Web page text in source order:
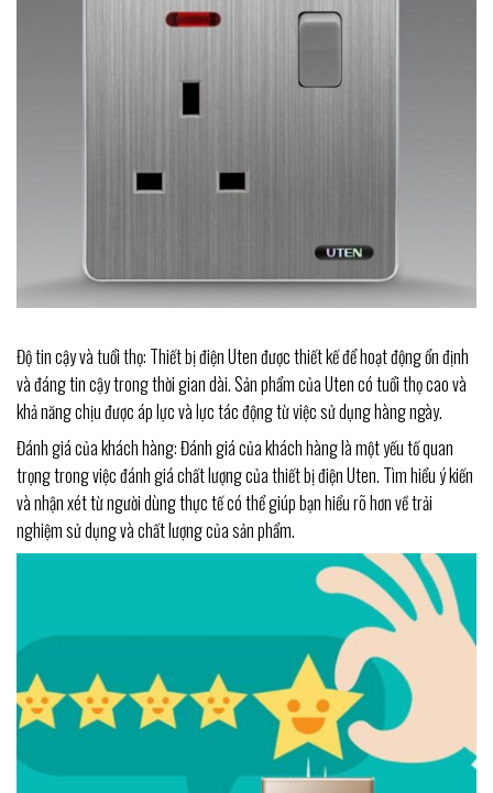
Độ tin cậy và tuổi thọ: Thiết bị điện Uten được thiết kế để hoạt động ổn định
và đáng tin cậy trong thời gian dài. Sản phẩm của Uten có tuổi thọ cao và
khả năng chịu được áp lực và lực tác động từ việc sử dụng hàng ngày.
Đánh giá của khách hàng: Đánh giá của khách hàng là một yếu tố quan
trọng trong việc đánh giá chất lượng của thiết bị điện Uten. Tìm hiểu ý kiến
và nhận xét từ người dùng thực tế có thể giúp bạn hiểu rõ hơn về trải
nghiệm sử dụng và chất lượng của sản phẩm.